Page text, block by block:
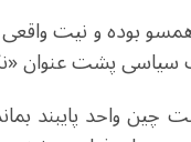
همسو بوده و نیت
پشت عنوان
واحد پایبند